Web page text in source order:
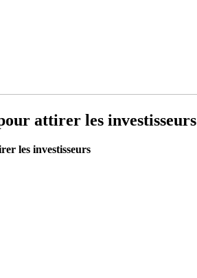
attirer les investisseurs
les investisseurs